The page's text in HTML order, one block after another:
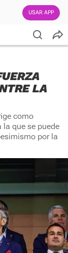
USAR APP
LA
como
que se puede
por la